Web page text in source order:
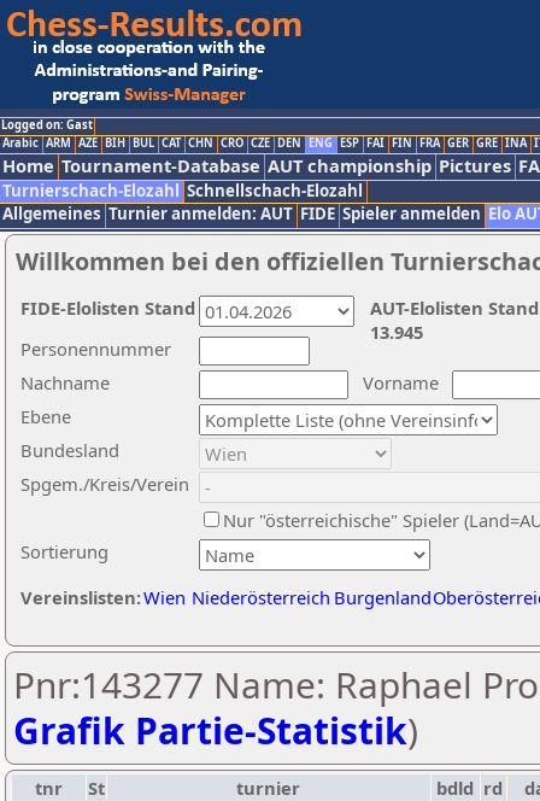
Logged on: Gast
Arabic ARM AZE BIH BUL CAT CHN CRO CZE DEN ENG ESP FAI FIN FRA GER GRE INA
Home Tournament-Database AUT championship Pictures
Turnierschach-Elozahl Schnellschach-Elozahl
Allgemeines Turnier anmelden: AUT FIDE Spieler anmelden Elo
Willkommen bei den offiziellen
Nachname
Vorname
Ebene
Sortierung
Personennummer
Bundesland
Spgem./Kreis/Verein
Nur "österreichische" Spieler
Vereinslisten:Wien Niederösterreich Burgenland
AUT-Elolisten
13.945
FIDE-Elolisten Stand
Pnr:143277 Name: Raphael
Grafik Partie-Statistik)
tnr St turnier bdld rd